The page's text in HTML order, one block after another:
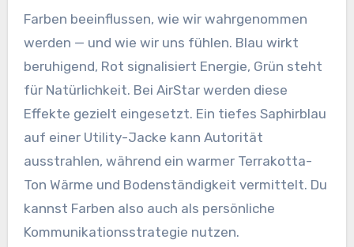
Farben beeinflussen, wie wir wahrgenommen
werden — und wie wir uns fühlen. Blau wirkt
beruhigend, Rot signalisiert Energie, Grün steht
für Natürlichkeit. Bei AirStar werden diese
Effekte gezielt eingesetzt. Ein tiefes Saphirblau
auf einer Utility-Jacke kann Autorität
ausstrahlen, während ein warmer Terrakotta-
Ton Wärme und Bodenständigkeit vermittelt. Du
kannst Farben also auch als persönliche
Kommunikationsstrategie nutzen.